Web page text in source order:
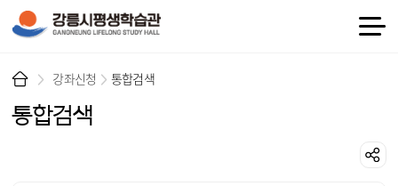
강좌신청 통합검색
통합검색